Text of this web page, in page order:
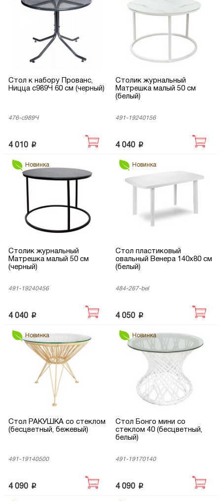
Стол к набору Прованс,
Ницца с989Ч 60 см (черный)
476-с989Ч
4 010 p
Столик журнальный
Матрешка малый 50 см
(белый)
491-19240156
4 040 p
Новинка
Столик журнальный
Матрешка малый 50 см
(черный)
491-19240456
4 040 p
Новинка
Стол пластиковый
овальный Венера 140х80 см
(белый)
484-267-bel
4 050 p
Новинка
Стол РАКУШКА со стеклом
(бесцветный, бежевый)
491-19140500
4 090 p
Новинка
Стол Бонго мини со
стеклом 40 (бесцветный,
белый)
491-19170140
4 090 p